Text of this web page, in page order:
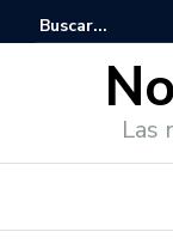
Las